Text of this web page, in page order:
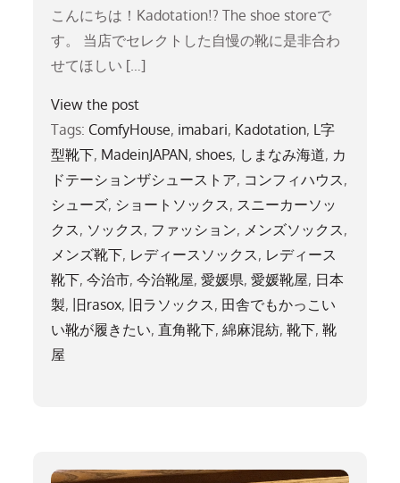
こんにちは！Kadotation!? The shoe storeで
す。 当店でセレクトした自慢の靴に是非合わ
せてほしい […]
View the post
Tags: ComfyHouse, imabari, Kadotation, L字
型靴下, MadeinJAPAN,shoes, しまなみ海道, カ
ドテーションザシューストア, コンフィハウス,
シューズ, ショートソックス, スニーカーソッ
クス, ソックス, ファッション, メンズソックス,
メンズ靴下, レディースソックス, レディース
靴下,今治市,今治靴屋,愛媛県,愛媛靴屋, 日本
製, 旧rasox, 旧ラソックス, 田舎でもかっこい
い靴が履きたい,直角靴下,綿麻混紡,靴下,靴
屋